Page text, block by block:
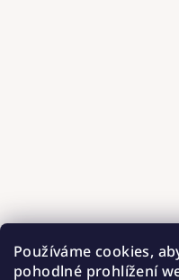
Používáme cookies,
pohodlné prohlížení